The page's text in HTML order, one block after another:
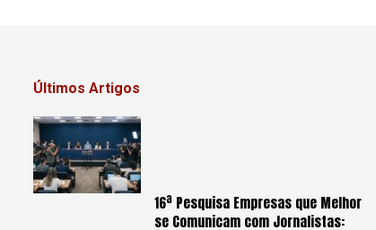
Últimos Artigos
16ª Pesquisa Empresas que Melhor
se Comunicam com Jornalistas: